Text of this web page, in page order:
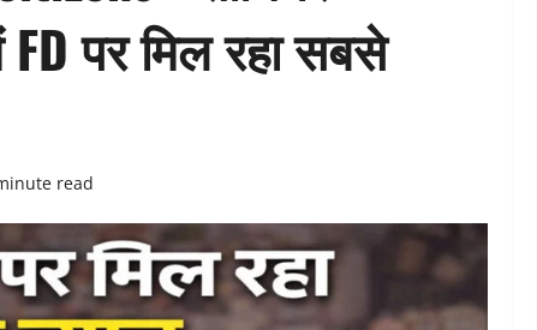
पर मिल रहा सबसे
read